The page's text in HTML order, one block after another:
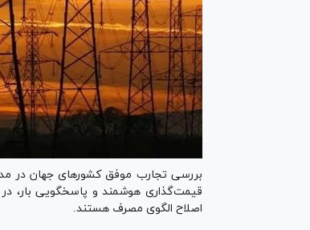
بررسی تجارب موفق کشور‌های جهان در
قیمت‌گذاری هوشمند و پاسخگویی بار،
اصلاح الگوی مصرف هستند.